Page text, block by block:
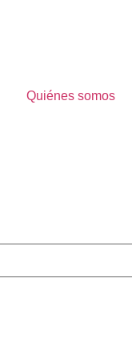
Quiénes somos